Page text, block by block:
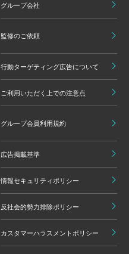
グループ会社
監修のご依頼
行動ターゲティング広告について
ご利用いただく上での注意点
グループ会員利用規約
広告掲載基準
情報セキュリティポリシー
反社会的勢力排除ポリシー
カスタマーハラスメントポリシー